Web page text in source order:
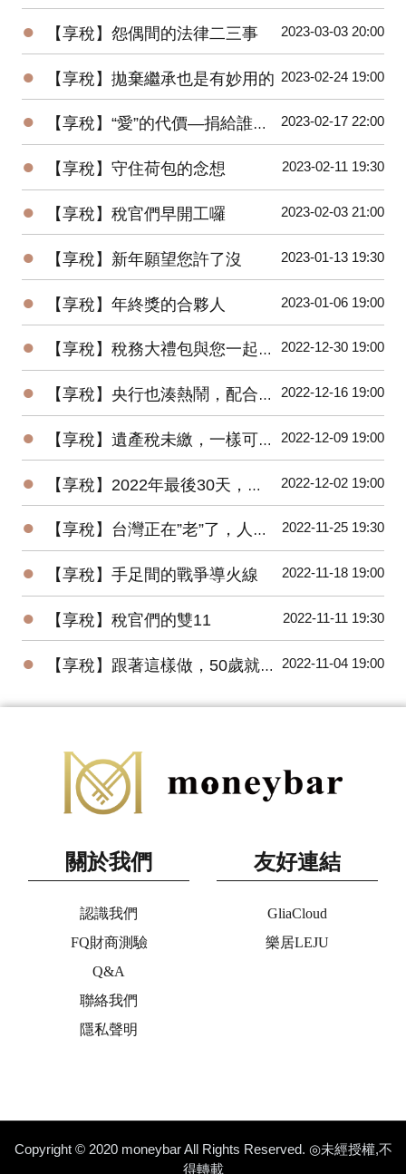
● 【享稅】怨偶間的法律二三事 2023-03-03 20:00
● 【享稅】拋棄繼承也是有妙用的 2023-02-24 19:00
● 【享稅】“愛”的代價—捐給誰節稅差很大 2023-02-17 22:00
● 【享稅】守住荷包的念想 2023-02-11 19:30
● 【享稅】稅官們早開工囉 2023-02-03 21:00
● 【享稅】新年願望您許了沒 2023-01-13 19:30
● 【享稅】年終獎的合夥人 2023-01-06 19:00
● 【享稅】稅務大禮包與您一起邁向2023年 2022-12-30 19:00
● 【享稅】央行也湊熱鬧，配合”漲”聲，升息半碼 2022-12-16 19:00
● 【享稅】遺產稅未繳，一樣可以辦繼承？ 2022-12-09 19:00
● 【享稅】2022年最後30天，您一定要做的事！ 2022-12-02 19:00
● 【享稅】台灣正在”老”了，人老，房更老！ 2022-11-25 19:30
● 【享稅】手足間的戰爭導火線 2022-11-18 19:00
● 【享稅】稅官們的雙11 2022-11-11 19:30
● 【享稅】跟著這樣做，50歲就一定退休 2022-11-04 19:00
關於我們
認識我們
FQ財商測驗
Q&A
聯絡我們
隱私聲明
友好連結
GliaCloud
樂居LEJU
Copyright © 2020 moneybar All Rights Reserved. ◎未經授權,不
得轉載